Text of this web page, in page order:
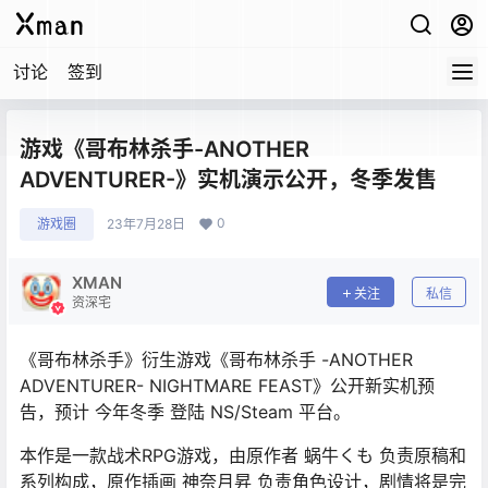
讨论 签到
游戏《哥布林杀手-ANOTHER
ADVENTURER-》实机演示公开，冬季发售
游戏圈 23年7月28日 0
XMAN
资深宅
关注 私信
《哥布林杀手》衍生游戏《哥布林杀手 -ANOTHER
ADVENTURER- NIGHTMARE FEAST》公开新实机预
告，预计 今年冬季 登陆 NS/Steam 平台。
本作是一款战术RPG游戏，由原作者 蜗牛くも 负责原稿和
系列构成，原作插画 神奈月昇 负责角色设计，剧情将是完